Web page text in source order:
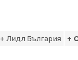
+ Лидл България +